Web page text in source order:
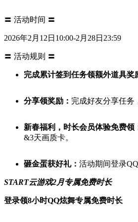
〓 活动时间 〓
2026年2月12日10:00-2月28日23:59
〓 活动规则 〓
完成累计签到任务领额外道具奖
分享领奖励： 完成好友分享任务
新春福利，时长会员体验免费领
&3天画质卡。
砸金蛋获好礼： 活动期间登录
START云游戏2月专属免费时长
登录领8小时QQ炫舞专属免费时长